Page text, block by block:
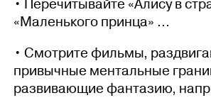
• Перечитывайте «Алису в
«Маленького принца» ...
• Смотрите фильмы,
привычные ментальные
развивающие фантазию,